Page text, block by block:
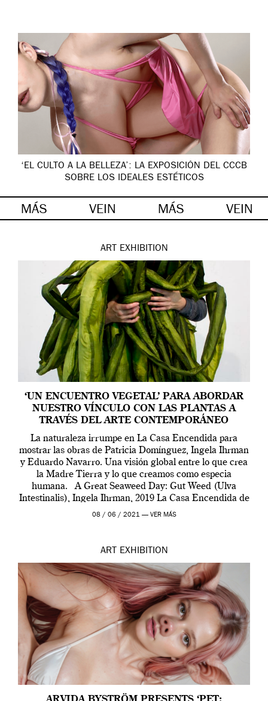
‘EL CULTO A LA BELLEZA’: LA EXPOSICIÓN DEL CCCB
SOBRE LOS IDEALES ESTÉTICOS
MÁS VEIN MÁS VEIN
ART EXHIBITION
‘UN ENCUENTRO VEGETAL’ PARA ABORDAR
NUESTRO VÍNCULO CON LAS PLANTAS A
TRAVÉS DEL ARTE CONTEMPORÁNEO
La naturaleza irrumpe en La Casa Encendida para
mostrar las obras de Patricia Domínguez, Ingela Ihrman
y Eduardo Navarro. Una visión global entre lo que crea
la Madre Tierra y lo que creamos como especia
humana. A Great Seaweed Day: Gut Weed (Ulva
Intestinalis), Ingela Ihrman, 2019 La Casa Encendida de
Madrid y la Wellcome […]
08 / 06 / 2021 — VER MÁS
ART EXHIBITION